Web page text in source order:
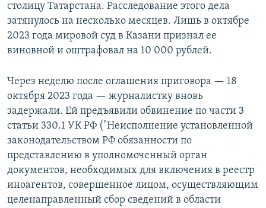
столицу Татарстана. Расследование этого дела
затянулось на несколько месяцев. Лишь в октябре
2023 года мировой суд в Казани признал ее
виновной и оштрафовал на 10 000 рублей.
Через неделю после оглашения приговора — 18
октября 2023 года — журналистку вновь
задержали. Ей предъявили обвинение по части 3
статьи 330.1 УК РФ ("Неисполнение установленной
законодательством РФ обязанности по
представлению в уполномоченный орган
документов, необходимых для включения в реестр
иноагентов, совершенное лицом, осуществляющим
целенаправленный сбор сведений в области